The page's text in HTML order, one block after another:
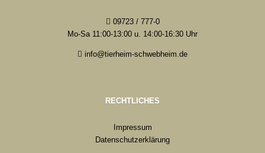
09723 / 777-0
Mo-Sa 11:00-13:00 u. 14:00-16:30 Uhr
info@tierheim-schwebheim.de
RECHTLICHES
Impressum
Datenschutzerklärung